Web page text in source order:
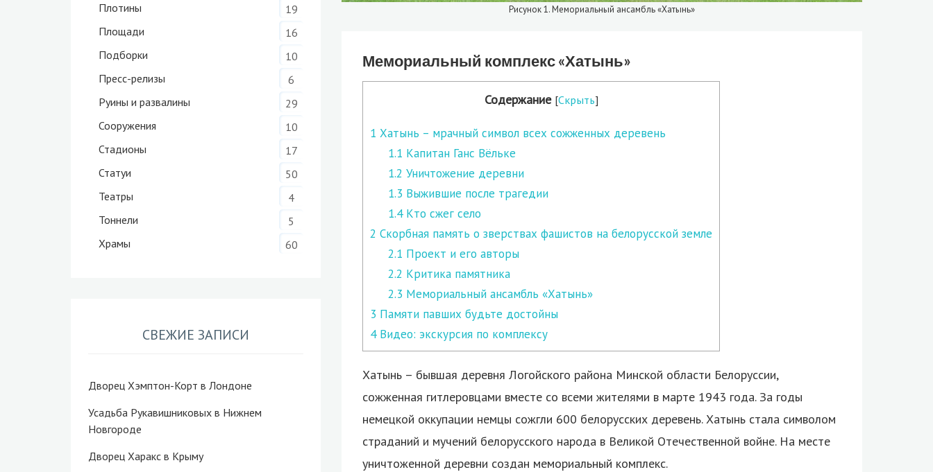
Рисунок 1. Мемориальный ансамбль «Хатынь»
Мемориальный комплекс «Хатынь»
Содержание [Скрыть]
1 Хатынь – мрачный символ всех сожженных деревень
1.1 Капитан Ганс Вёльке
1.2 Уничтожение деревни
1.3 Выжившие после трагедии
1.4Кто сжег село
2 Скорбная память о зверствах фашистов на белорусской земле
2.1 Проект и его авторы
2.2 Критика памятника
2.3 Мемориальный ансамбль «Хатынь»
3 Памяти павших будьте достойны
4Видео: экскурсия по комплексу
Хатынь – бывшая деревня Логойского района Минской области Белоруссии,
сожженная гитлеровцами вместе со всеми жителями в марте 1943 года.За годы
немецкой оккупации немцы сожгли 600 белорусских деревень. Хатынь стала символом
страданий и мучений белорусского народа в Великой Отечественной войне. На месте
уничтоженной деревни создан мемориальный комплекс.
Плотины
19
Площади
16
Подборки
10
Пресс-релизы
6
Руины и развалины
29
Сооружения
10
Стадионы
17
Статуи
50
Театры
4
Тоннели
5
Храмы
60
СВЕЖИЕ ЗАПИСИ
Дворец Хэмптон-Корт в Лондоне
Усадьба Рукавишниковых в Нижнем
Новгороде
Дворец Харакс в Крыму